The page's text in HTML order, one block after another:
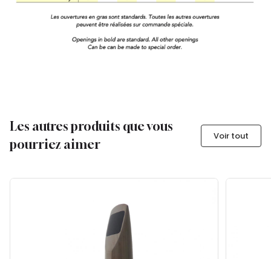
Les autres produits que vous
pourriez aimer
Voir tout